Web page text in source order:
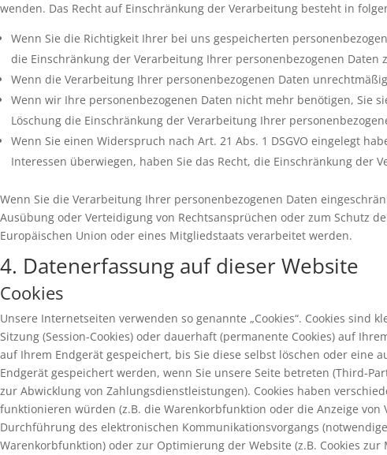
wenden. Das Recht auf Einschränkung der Verarbeitung besteht in
Wenn Sie die Richtigkeit Ihrer bei uns gespeicherten
die Einschränkung der Verarbeitung Ihrer personenbezogenen Daten
Wenn die Verarbeitung Ihrer personenbezogenen Daten
Wenn wir Ihre personenbezogenen Daten nicht mehr benötigen, Sie
Löschung die Einschränkung der Verarbeitung Ihrer
Wenn Sie einen Widerspruch nach Art. 21 Abs. 1 DSGVO eingelegt
Interessen überwiegen, haben Sie das Recht, die Einschränkung der
Wenn Sie die Verarbeitung Ihrer personenbezogenen Daten
Ausübung oder Verteidigung von Rechtsansprüchen oder zum Schutz
Europäischen Union oder eines Mitgliedstaats verarbeitet werden.
4. Datenerfassung auf dieser Website
Cookies
Unsere Internetseiten verwenden so genannte „Cookies“. Cookies
Sitzung (Session-Cookies) oder dauerhaft (permanente Cookies) auf
auf Ihrem Endgerät gespeichert, bis Sie diese selbst löschen oder eine
Endgerät gespeichert werden, wenn Sie unsere Seite betreten (Third-
zur Abwicklung von Zahlungsdienstleistungen). Cookies haben
funktionieren würden (z.B. die Warenkorbfunktion oder die Anzeige
Durchführung des elektronischen Kommunikationsvorgangs
Warenkorbfunktion) oder zur Optimierung der Website (z.B. Cookies